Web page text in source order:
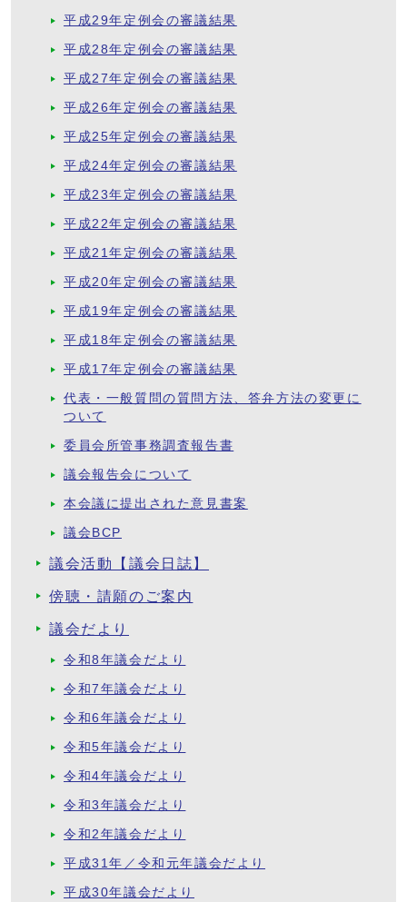
平成29年定例会の審議結果
平成28年定例会の審議結果
平成27年定例会の審議結果
平成26年定例会の審議結果
平成25年定例会の審議結果
平成24年定例会の審議結果
平成23年定例会の審議結果
平成22年定例会の審議結果
平成21年定例会の審議結果
平成20年定例会の審議結果
平成19年定例会の審議結果
平成18年定例会の審議結果
平成17年定例会の審議結果
代表・一般質問の質問方法、答弁方法の変更に
ついて
委員会所管事務調査報告書
議会報告会について
本会議に提出された意見書案
議会BCP
議会活動【議会日誌】
傍聴・請願のご案内
議会だより
令和8年議会だより
令和7年議会だより
令和6年議会だより
令和5年議会だより
令和4年議会だより
令和3年議会だより
令和2年議会だより
平成31年／令和元年議会だより
平成30年議会だより